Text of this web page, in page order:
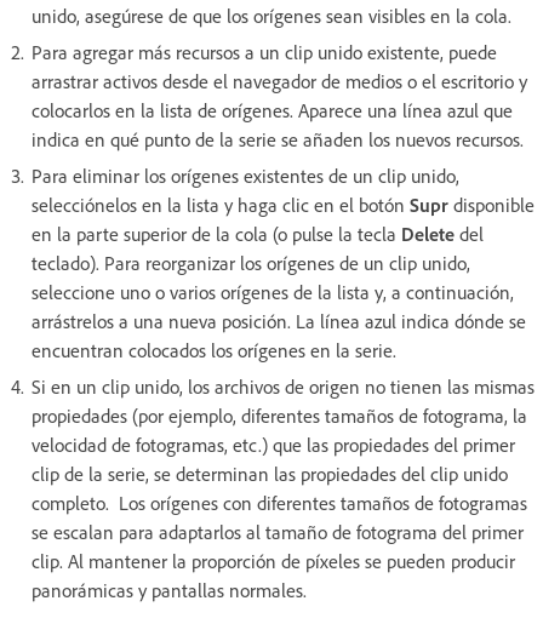
unido, asegúrese de que los orígenes sean visibles en la cola.
Para agregar más recursos a un clip unido existente, puede
arrastrar activos desde el navegador de medios o el escritorio y
colocarlos en la lista de orígenes. Aparece una línea azul que
indica en qué punto de la serie se añaden los nuevos recursos.
Para eliminar los orígenes existentes de un clip unido,
selecciónelos en la lista y haga clic en el botón Supr disponible
en la parte superior de la cola (o pulse la tecla Delete del
teclado). Para reorganizar los orígenes de un clip unido,
seleccione uno o varios orígenes de la lista y, a continuación,
arrástrelos a una nueva posición. La línea azul indica dónde se
encuentran colocados los orígenes en la serie.
Si en un clip unido, los archivos de origen no tienen las mismas
propiedades (por ejemplo, diferentes tamaños de fotograma, la
velocidad de fotogramas, etc.) que las propiedades del primer
clip de la serie, se determinan las propiedades del clip unido
completo. Los orígenes con diferentes tamaños de fotogramas
se escalan para adaptarlos al tamaño de fotograma del primer
clip. Al mantener la proporción de píxeles se pueden producir
panorámicas y pantallas normales.